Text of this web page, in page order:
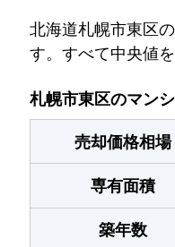
北海道札幌市東区
す。すべて中央値
札幌市東区のマン
売却価格相場
専有面積
築年数